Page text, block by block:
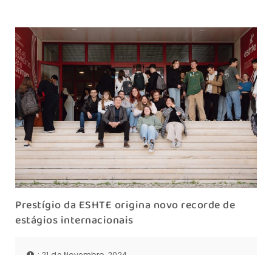
Prestígio da ESHTE origina novo recorde de
estágios internacionais